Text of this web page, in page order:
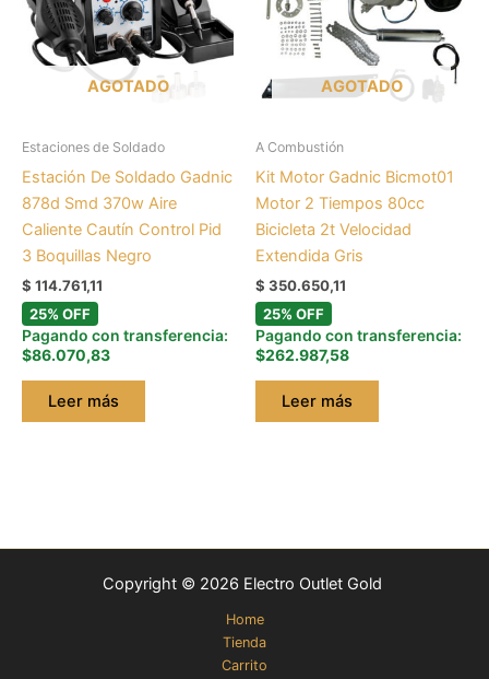
AGOTADO
Estaciones de Soldado
Estación De Soldado Gadnic
878d Smd 370w Aire
Caliente Cautín Control Pid
3 Boquillas Negro
$ 114.761,11
25% OFF
Pagando con transferencia:
$86.070,83
Leer más
AGOTADO
A Combustión
Kit Motor Gadnic Bicmot01
Motor 2 Tiempos 80cc
Bicicleta 2t Velocidad
Extendida Gris
$ 350.650,11
25% OFF
Pagando con transferencia:
$262.987,58
Leer más
Copyright © 2026 Electro Outlet Gold
Home
Tienda
Carrito